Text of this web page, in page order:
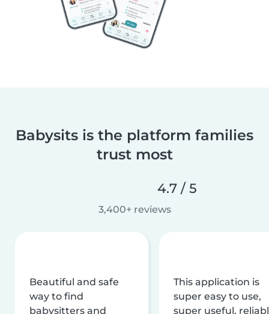
Babysits is the platform families
trust most
4.7 / 5
3,400+ reviews
Beautiful and safe
way to find
babysitters and
This application is
super easy to use,
super useful,